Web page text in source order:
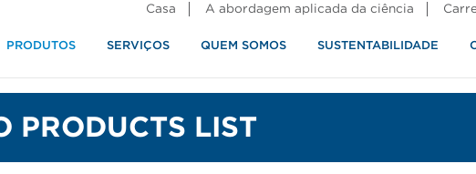
Casa A abordagem aplicada da ciência
PRODUTOS SERVIÇOS QUEM SOMOS SUSTENTABILIDADE
PRODUCTS LIST